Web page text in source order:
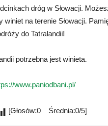
dróg w Słowacji.
winiet na terenie Słowacji.
do Tatralandii!
potrzebna jest winieta.
www.paniodbani.pl/
[Głosów:0 Średnia:0/5]